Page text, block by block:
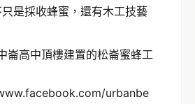
是採收蜂蜜，還有木工技藝
崙高中頂樓建置的松崙蜜蜂工
urbanbe